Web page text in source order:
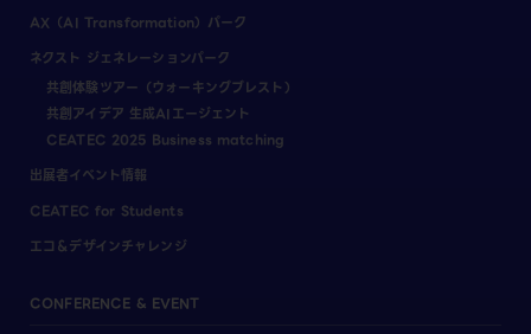
AX（AI Transformation）パーク
ネクスト ジェネレーションパーク
共創体験ツアー（ウォーキングブレスト）
共創アイデア 生成AIエージェント
CEATEC 2025 Business matching
出展者イベント情報
CEATEC for Students
エコ＆デザインチャレンジ
CONFERENCE & EVENT